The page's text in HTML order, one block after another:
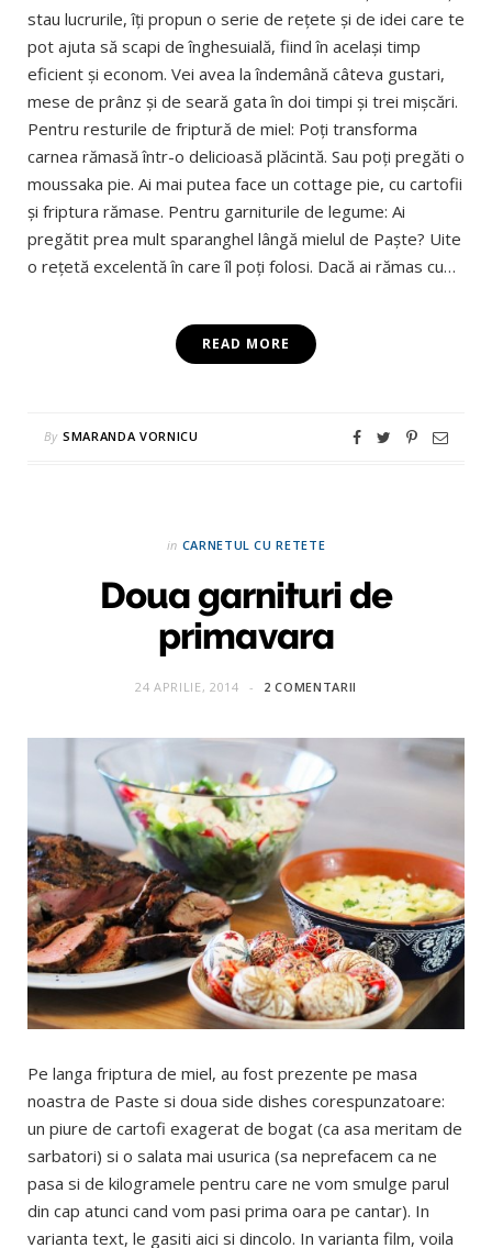
stau lucrurile, îţi propun o serie de reţete şi de idei care te
pot ajuta să scapi de înghesuială, fiind în acelaşi timp
eficient şi econom. Vei avea la îndemână câteva gustari,
mese de prânz şi de seară gata în doi timpi şi trei mişcări.
Pentru resturile de friptură de miel: Poţi transforma
carnea rămasă într-o delicioasă plăcintă. Sau poţi pregăti o
moussaka pie. Ai mai putea face un cottage pie, cu cartofii
şi friptura rămase. Pentru garniturile de legume: Ai
pregătit prea mult sparanghel lângă mielul de Paşte? Uite
o reţetă excelentă în care îl poţi folosi. Dacă ai rămas cu…
READ MORE
By SMARANDA VORNICU
in CARNETUL CU RETETE
Doua garnituri de
primavara
24 APRILIE, 2014 2 COMENTARII
Pe langa friptura de miel, au fost prezente pe masa
noastra de Paste si doua side dishes corespunzatoare:
un piure de cartofi exagerat de bogat (ca asa meritam de
sarbatori) si o salata mai usurica (sa neprefacem ca ne
pasa si de kilogramele pentru care ne vom smulge parul
din cap atunci cand vom pasi prima oara pe cantar). In
varianta text, le gasiti aici si dincolo. In varianta film, voila